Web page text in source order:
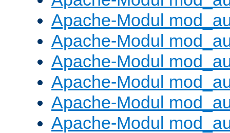
Apache-Modul
Apache-Modul
Apache-Modul
Apache-Modul
Apache-Modul
Apache-Modul